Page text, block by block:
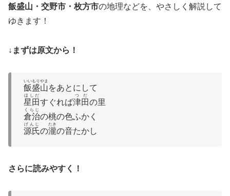
飯盛山・交野市・枚方市の地理などを、やさしく解説して
ゆきます！
↓まずは原文から！
飯盛山
いいもりやま
をあとにして
星田
ほしだ
すぐれば津田
つだ
の里
倉治
くらじ
の桃の色ふかく
源氏
げんじ
の瀧
たき
の音たかし
さらに読みやすく！